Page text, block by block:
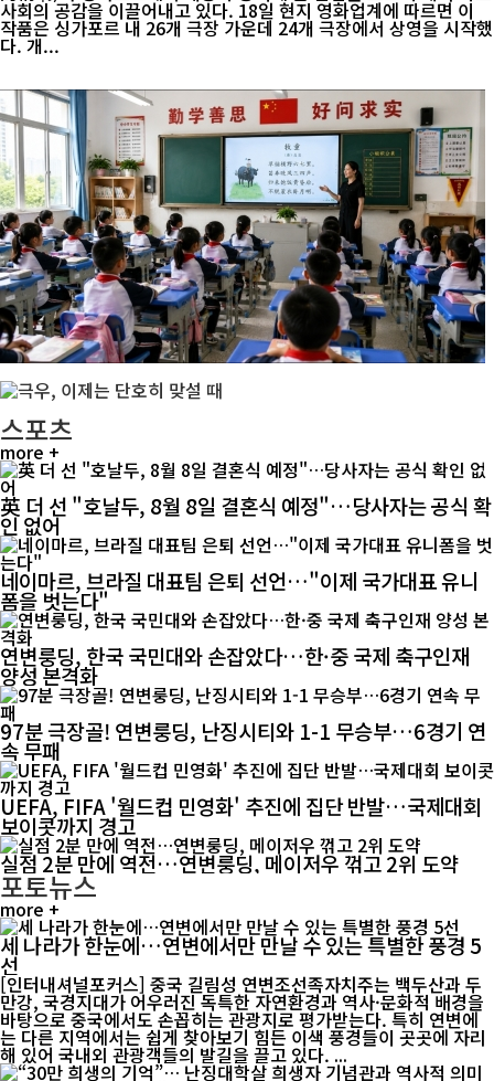
사회의 공감을 이끌어내고 있다. 18일 현지 영화업계에 따르면 이
작품은 싱가포르 내 26개 극장 가운데 24개 극장에서 상영을 시작했
다. 개...
스포츠
more +
英 더 선 "호날두, 8월 8일 결혼식 예정"…당사자는 공식 확
인 없어
네이마르, 브라질 대표팀 은퇴 선언…"이제 국가대표 유니
폼을 벗는다"
연변룽딩, 한국 국민대와 손잡았다…한·중 국제 축구인재
양성 본격화
97분 극장골! 연변룽딩, 난징시티와 1-1 무승부…6경기 연
속 무패
UEFA, FIFA '월드컵 민영화' 추진에 집단 반발…국제대회
보이콧까지 경고
실점 2분 만에 역전…연변룽딩, 메이저우 꺾고 2위 도약
포토뉴스
more +
세 나라가 한눈에…연변에서만 만날 수 있는 특별한 풍경 5
선
[인터내셔널포커스] 중국 길림성 연변조선족자치주는 백두산과 두
만강, 국경지대가 어우러진 독특한 자연환경과 역사·문화적 배경을
바탕으로 중국에서도 손꼽히는 관광지로 평가받는다. 특히 연변에
는 다른 지역에서는 쉽게 찾아보기 힘든 이색 풍경들이 곳곳에 자리
해 있어 국내외 관광객들의 발길을 끌고 있다. ...